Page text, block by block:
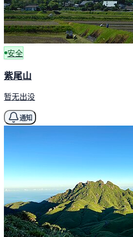
安全
紫尾山
暂无出没
通知